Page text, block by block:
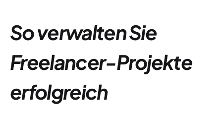
So verwalten Sie
Freelancer-Projekte
erfolgreich